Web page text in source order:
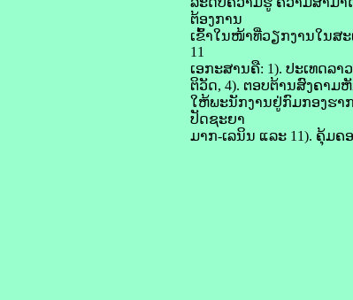
ຕ້ອງການ
ເຂົ້າໃນໜ້າທີ່ວຽກງານໃນສ
11
ເອກະສານຄື: 1). ປະເທດລ
ຕິວັດ, 4). ຕອບຕ້ານສົງຄາມ
ໃຫ້ພະນັກງານຢູ່ກົມກອງຮາ
ປັດຊະຍາ
ມາກ-ເລນິນ ແລະ 11). ຄຸ້ມຄ